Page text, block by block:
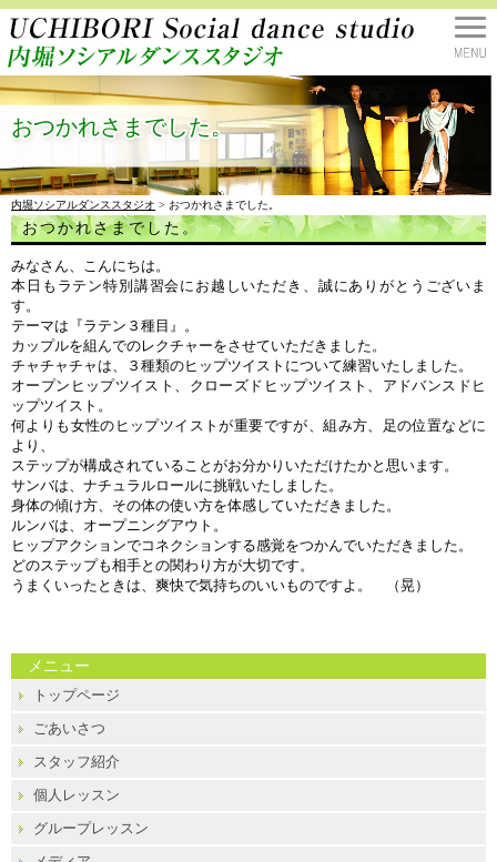
おつかれさまでした。
内堀ソシアルダンススタジオ > おつかれさまでした。
おつかれさまでした。
みなさん、こんにちは。
本日もラテン特別講習会にお越しいただき、誠にありがとうございま
す。
テーマは『ラテン３種目』。
カップルを組んでのレクチャーをさせていただきました。
チャチャチャは、３種類のヒップツイストについて練習いたしました。
オープンヒップツイスト、クローズドヒップツイスト、アドバンスドヒ
ップツイスト。
何よりも女性のヒップツイストが重要ですが、組み方、足の位置などに
より、
ステップが構成されていることがお分かりいただけたかと思います。
サンバは、ナチュラルロールに挑戦いたしました。
身体の傾け方、その体の使い方を体感していただきました。
ルンバは、オープニングアウト。
ヒップアクションでコネクションする感覚をつかんでいただきました。
どのステップも相手との関わり方が大切です。
うまくいったときは、爽快で気持ちのいいものですよ。 （晃）
メニュー
トップページ
ごあいさつ
スタッフ紹介
個人レッスン
グループレッスン